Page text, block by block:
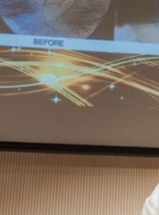
公式LINEで予約
LINE
LINEでの相談もお気軽にどうぞ